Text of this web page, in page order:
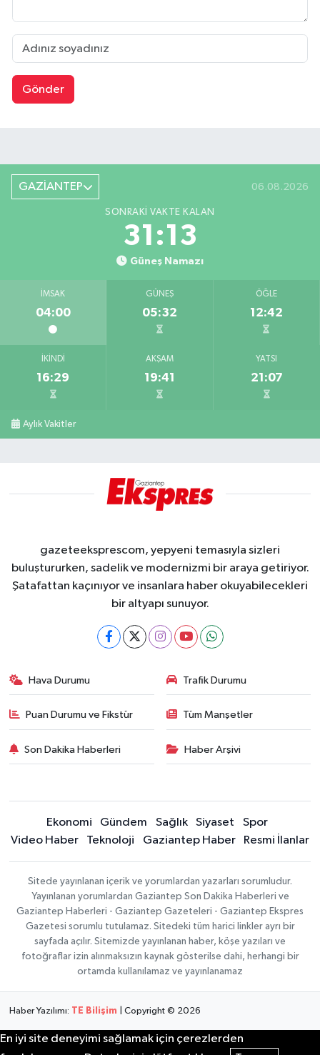
Gönder
GAZİANTEP 06.08.2026
SONRAKI VAKTE KALAN
31:12
Güneş Namazı
İMSAK
04:00
GÜNEŞ
05:32
ÖĞLE
12:42
İKINDI
16:29
AKŞAM
19:41
YATSI
21:07
Aylık Vakitler
gazeteeksprescom, yepyeni temasıyla sizleri
buluştururken, sadelik ve modernizmi bir araya getiriyor.
Şatafattan kaçınıyor ve insanlara haber okuyabilecekleri
bir altyapı sunuyor.
Hava Durumu Trafik Durumu
Puan Durumu ve Fikstür Tüm Manşetler
Son Dakika Haberleri Haber Arşivi
Ekonomi Gündem Sağlık Siyaset
Spor
Video Haber
Teknoloji Gaziantep Haber Resmi İlanlar
Sitede yayınlanan içerik ve yorumlardan yazarları sorumludur.
Yayınlanan yorumlardan Gaziantep Son Dakika Haberleri ve
Gaziantep Haberleri - Gaziantep Gazeteleri - Gaziantep Ekspres
Gazetesi sorumlu tutulamaz. Sitedeki tüm harici linkler ayrı bir
sayfada açılır. Sitemizde yayınlanan haber, köşe yazıları ve
fotoğraflar izin alınmaksızın kaynak gösterilse dahi, herhangi bir
ortamda kullanılamaz ve yayınlanamaz
Haber Yazılımı: TE Bilişim | Copyright © 2026
En iyi site deneyimi sağlamak için çerezlerden